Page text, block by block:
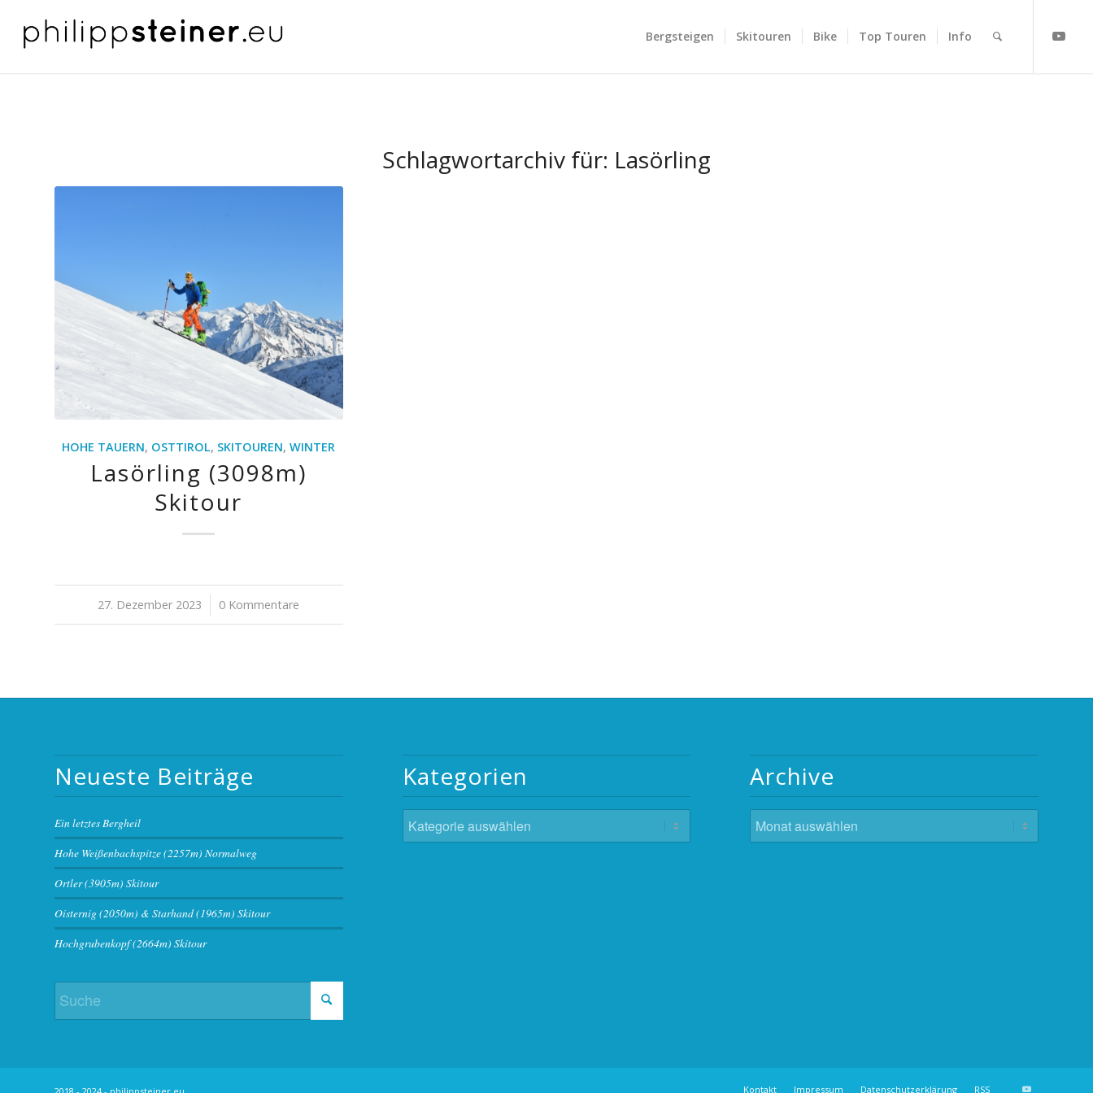
Bergsteigen Skitouren Bike Top Touren Info
Schlagwortarchiv für: Lasörling
HOHE TAUERN, OSTTIROL, SKITOUREN,WINTER
Lasörling (3098m)
Skitour
27. Dezember 2023
/ 0 Kommentare
Neueste Beiträge
Ein letztes Bergheil
Hohe Weißenbachspitze (2257m) Normalweg
Ortler (3905m) Skitour
Oisternig (2050m) & Starhand (1965m) Skitour
Hochgrubenkopf (2664m) Skitour
Kategorien
Kategorien
Archive
Kontakt Impressum Datenschutzerklärung RSS